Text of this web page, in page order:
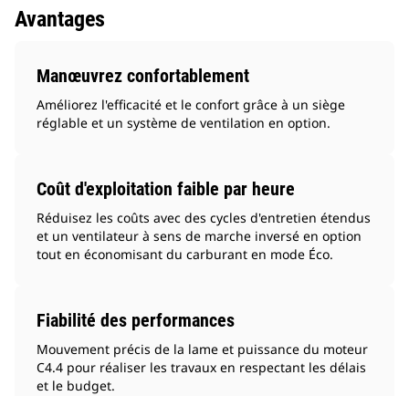
Avantages
Manœuvrez confortablement
Améliorez l'efficacité et le confort grâce à un siège
réglable et un système de ventilation en option.
Coût d'exploitation faible par heure
Réduisez les coûts avec des cycles d'entretien étendus
et un ventilateur à sens de marche inversé en option
tout en économisant du carburant en mode Éco.
Fiabilité des performances
Mouvement précis de la lame et puissance du moteur
C4.4 pour réaliser les travaux en respectant les délais
et le budget.